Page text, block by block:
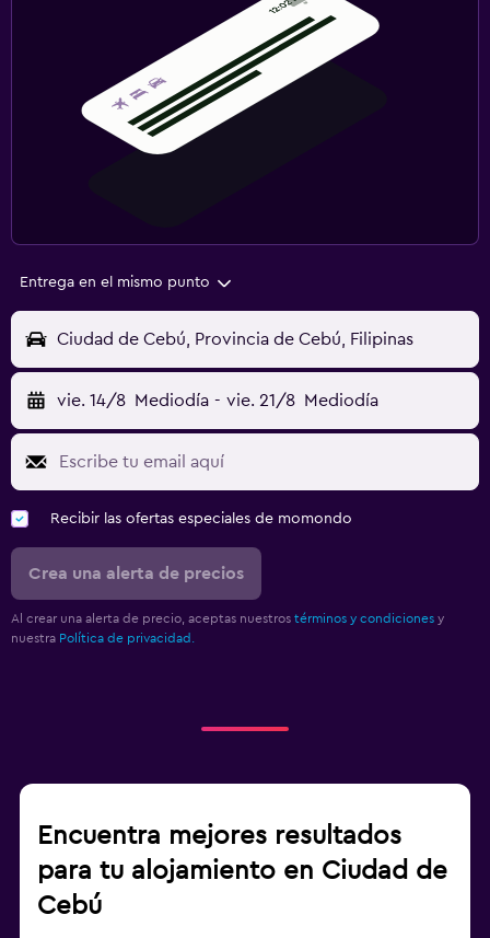
Entrega en el mismo punto
Ciudad de Cebú, Provincia de Cebú, Filipinas
vie. 14/8 Mediodía - vie. 21/8 Mediodía
Recibir las ofertas especiales de momondo
Crea una alerta de precios
Al crear una alerta de precio, aceptas nuestros términos y condiciones y
nuestra Política de privacidad.
Encuentra mejores resultados
para tu alojamiento en Ciudad de
Cebú